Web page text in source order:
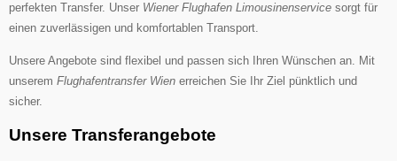
perfekten Transfer. Unser Wiener Flughafen Limousinenservice sorgt für
einen zuverlässigen und komfortablen Transport.
Unsere Angebote sind flexibel und passen sich Ihren Wünschen an. Mit
unserem Flughafentransfer Wien erreichen Sie Ihr Ziel pünktlich und
sicher.
Unsere Transferangebote